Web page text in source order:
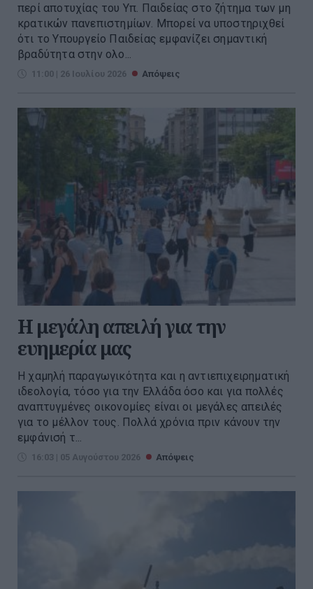
περί αποτυχίας του Υπ. Παιδείας στο ζήτημα των μη
κρατικών πανεπιστημίων. Mπορεί να υποστηριχθεί
ότι το Υπουργείο Παιδείας εμφανίζει σημαντική
βραδύτητα στην ολο...
11:00 | 26 Ιουλίου 2026 Απόψεις
Η μεγάλη απειλή για την
ευημερία μας
Η χαμηλή παραγωγικότητα και η αντιεπιχειρηματική
ιδεολογία, τόσο για την Ελλάδα όσο και για πολλές
αναπτυγμένες οικονομίες είναι οι μεγάλες απειλές
για το μέλλον τους. Πολλά χρόνια πριν κάνουν την
εμφάνισή τ...
16:03 | 05 Αυγούστου 2026 Απόψεις